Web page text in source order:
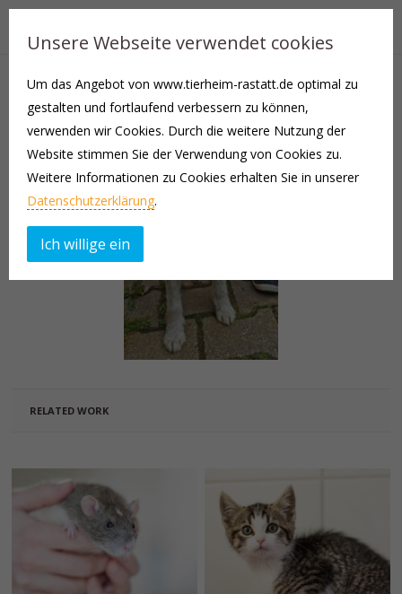
RELATED WORK
Unsere Webseite verwendet cookies
Um das Angebot von www.tierheim-rastatt.de optimal zu
gestalten und fortlaufend verbessern zu können,
verwenden wir Cookies. Durch die weitere Nutzung der
Website stimmen Sie der Verwendung von Cookies zu.
Weitere Informationen zu Cookies erhalten Sie in unserer
Datenschutzerklärung.
Ich willige ein